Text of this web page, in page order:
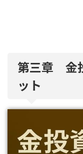
第三章 金
ット